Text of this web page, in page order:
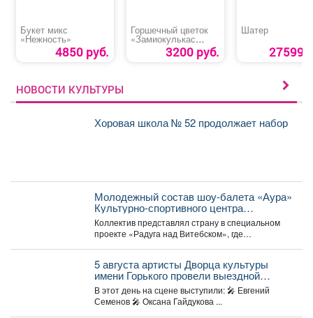
Букет микс
«Нежность»
4850 руб.
Горшечный цветок
«Замиокулькас
3200 руб.
Шатер
27599
НОВОСТИ КУЛЬТУРЫ
Хоровая школа № 52 продолжает набор
Молодежный состав шоу-балета «Аура»
Культурно-спортивного центра
металлургов победил в международном
конкурсе «Славянский базар» в
Витебске.
Коллектив представлял страну в специальном
проекте «Радуга над Витебском», где
5 августа артисты Дворца культуры
имени Горького провели выездной
концерт в реабилитационном центре
«Топаз».
В этот день на сцене выступили: 🎤 Евгений
Семенов 🎤 Оксана Гайдукова ...